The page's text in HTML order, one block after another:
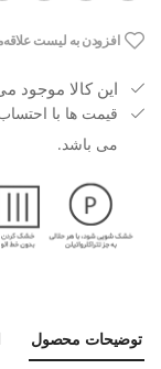
افزودن به لیست
این کالا موجود
می باشد.
توضیحات محصول